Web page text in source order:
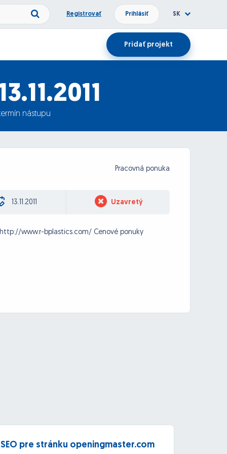
Registrovať Prihlásiť SK
Pridať projekt
nástupu
Pracovná ponuka
13.11.2011 Uzavretý
www.r-bplastics.com/ Cenové ponuky
SEO pre stránku openingmaster.com